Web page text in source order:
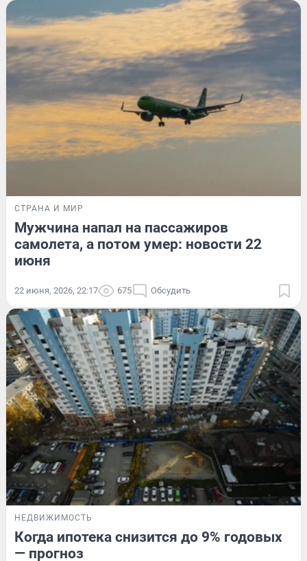
СТРАНА И МИР
Мужчина напал на пассажиров
самолета, а потом умер: новости 22
июня
22 июня, 2026, 22:17 675 Обсудить
НЕДВИЖИМОСТЬ
Когда ипотека снизится до 9% годовых
— прогноз